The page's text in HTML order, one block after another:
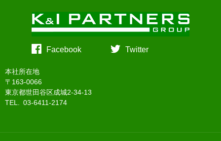
Facebook Twitter
本社所在地
〒163-0066
東京都世田谷区成城2-34-13
TEL. 03-6411-2174